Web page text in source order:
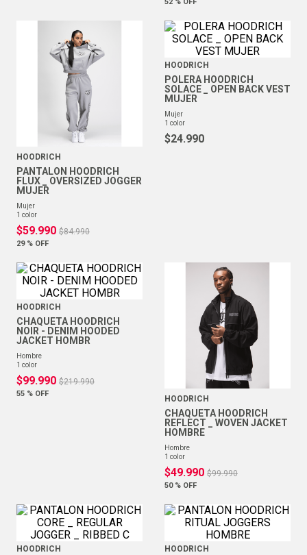
52 % OFF
HOODRICH
PANTALON HOODRICH
FLUX _ OVERSIZED JOGGER
MUJER
mujer
1 color
$59.990 $84.990
29 % OFF
HOODRICH
POLERA HOODRICH
SOLACE _ OPEN BACK VEST
MUJER
mujer
1 color
$24.990
HOODRICH
CHAQUETA HOODRICH
NOIR - DENIM HOODED
JACKET HOMBR
hombre
1 color
$99.990 $219.990
55 % OFF
HOODRICH
CHAQUETA HOODRICH
REFLECT _ WOVEN JACKET
HOMBRE
hombre
1 color
$49.990 $99.990
50 % OFF
HOODRICH HOODRICH